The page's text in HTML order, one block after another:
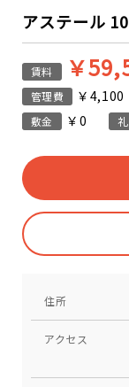
アステール
賃料 ￥
管理費 ￥4,100
敷金 ￥0
住所
アクセス